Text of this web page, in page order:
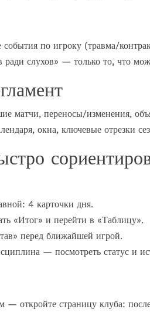
по игроку (травма/
ради слухов» — только то, что
матчи, переносы/изменения,
окна, ключевые отрезки
4 карточки дня.
«Итог» и перейти в «Таблицу».
перед ближайшей игрой.
— посмотреть статус и
— откройте страницу клуба: